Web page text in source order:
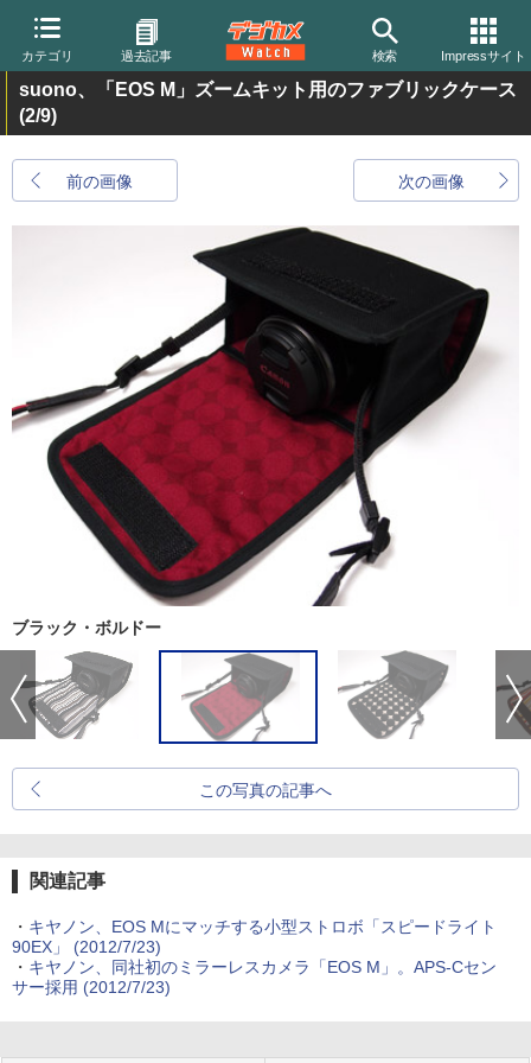
カテゴリ 過去記事 検索 Impressサイト
suono、「EOS M」ズームキット用のファブリックケース
(2/9)
前の画像 次の画像
ブラック・ボルドー
この写真の記事へ
関連記事
・ キヤノン、EOS Mにマッチする小型ストロボ「スピードライト
90EX」 (2012/7/23)
・ キヤノン、同社初のミラーレスカメラ「EOS M」。APS-Cセン
サー採用 (2012/7/23)